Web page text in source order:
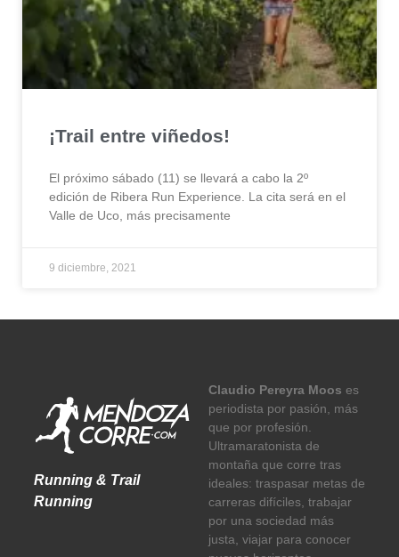
¡Trail entre viñedos!
El próximo sábado (11) se llevará a cabo la 2º
edición de Ribera Run Experience. La cita será en el
Valle de Uco, más precisamente
9 diciembre, 2021
Running & Trail
Running
Claudio Pereyra Moos es
periodista por pasión, más
que por profesión.
Ultramaratonista de
montaña que corre tras
ideales: traspasar metas de
carreras difíciles, trabajar
por una sociedad más
justa, viajar para conocer